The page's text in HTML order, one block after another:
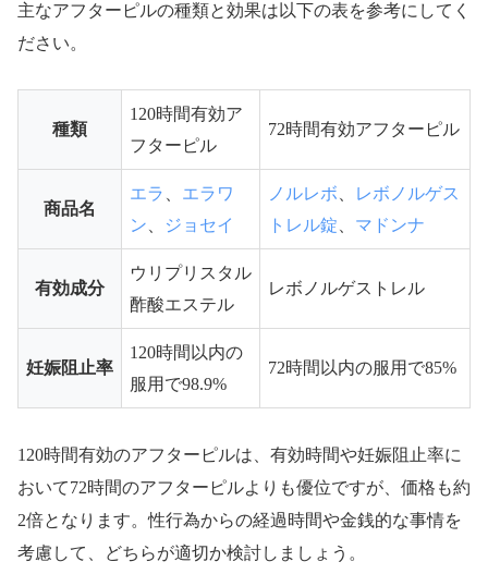
主なアフターピルの種類と効果は以下の表を参考にしてく
ださい。
種類
120時間有効ア
フターピル
72時間有効アフターピル
商品名
エラ 、 エラワ
ン、 ジョセイ
ノルレボ、
レボノルゲス
トレル錠、 マドンナ
有効成分
ウリプリスタル
酢酸エステル
レボノルゲストレル
妊娠阻止率
120時間以内の
服用で98.9%
72時間以内の服用で85%
120時間有効のアフターピルは、有効時間や妊娠阻止率に
おいて72時間のアフターピルよりも優位ですが、価格も約
2倍となります。性行為からの経過時間や金銭的な事情を
考慮して、どちらが適切か検討しましょう。